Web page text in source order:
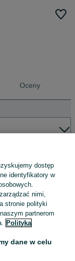
Oceny
dostęp
identyfikatory w
nimi,
stronie polityki
partnerom
Polityka
dane w celu